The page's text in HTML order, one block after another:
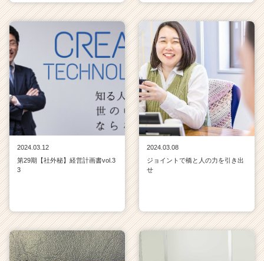
h
e
e
r
C
a
e
e
r）
2024.03.12
第29期【社外秘】経営計画書vol.3
3
2024.03.08
ジョイントで橋と人の力を引き出
せ